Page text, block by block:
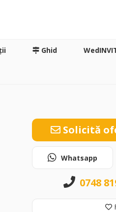
Ghid
Solicită
Whatsapp
0748